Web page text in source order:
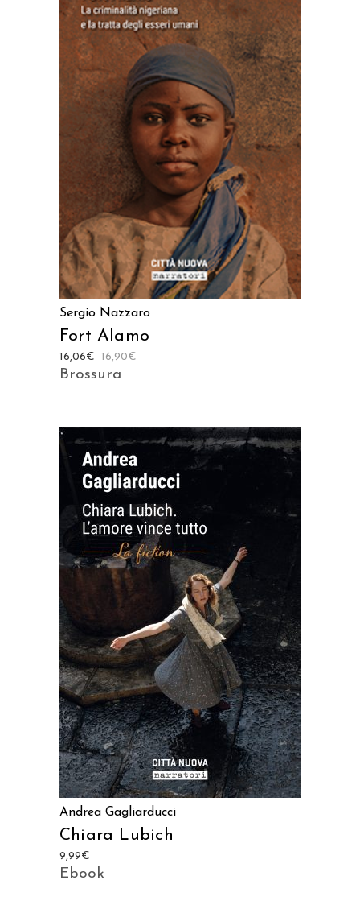
AGGIUNGI AL CARRELLO
Sergio Nazzaro
Fort Alamo
16,90€
16,06€
Brossura
AGGIUNGI AL CARRELLO
Andrea Gagliarducci
Chiara Lubich
9,99€
Ebook